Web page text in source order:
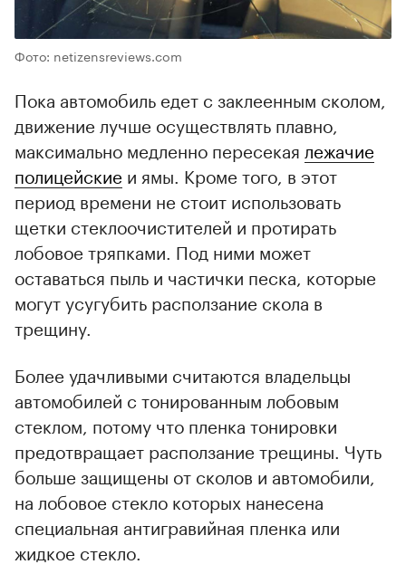
Фото: netizensreviews.com
Пока автомобиль едет с заклеенным сколом,
движение лучше осуществлять плавно,
максимально медленно пересекая лежачие
полицейские и ямы. Кроме того, в этот
период времени не стоит использовать
щетки стеклоочистителей и протирать
лобовое тряпками. Под ними может
оставаться пыль и частички песка, которые
могут усугубить расползание скола в
трещину.
Более удачливыми считаются владельцы
автомобилей с тонированным лобовым
стеклом, потому что пленка тонировки
предотвращает расползание трещины. Чуть
больше защищены от сколов и автомобили,
на лобовое стекло которых нанесена
специальная антигравийная пленка или
жидкое стекло.